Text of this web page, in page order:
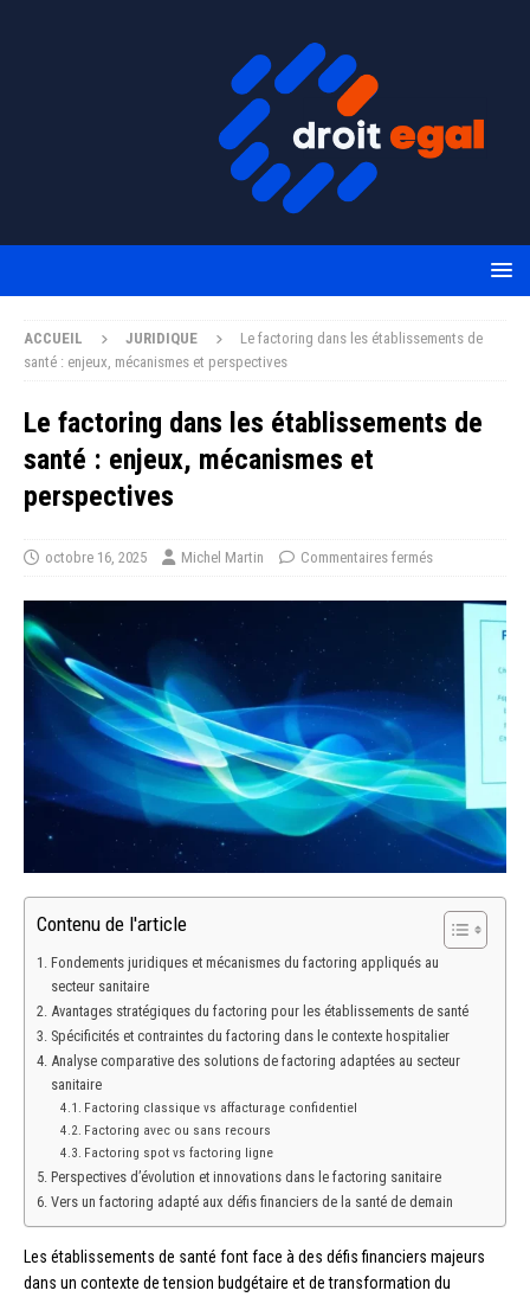
ACCUEIL JURIDIQUE
Le factoring dans les établissements de
santé : enjeux, mécanismes et perspectives
Le factoring dans les établissements de
santé : enjeux, mécanismes et
perspectives
octobre 16, 2025 Michel Martin Commentaires fermés
Contenu de l'article
Fondements juridiques et mécanismes du factoring appliqués au
secteur sanitaire
Avantages stratégiques du factoring pour les établissements de santé
Spécificités et contraintes du factoring dans le contexte hospitalier
Analyse comparative des solutions de factoring adaptées au secteur
sanitaire
Factoring classique vs affacturage confidentiel
Factoring avec ou sans recours
Factoring spot vs factoring ligne
Perspectives d’évolution et innovations dans le factoring sanitaire
Vers un factoring adapté aux défis financiers de la santé de demain
Les établissements de santé font face à des défis financiers majeurs
dans un contexte de tension budgétaire et de transformation du